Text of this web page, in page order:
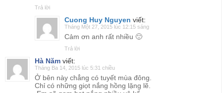
Trả lời
Cuong Huy Nguyen viết:
Tháng Một 27, 2015 lúc 12:15 sáng
Cảm ơn anh rất nhiều 🙂
Trả lời
Hà Năm viết:
Tháng Ba 14, 2015 lúc 5:31 chiều
Ở bên này chẳng có tuyết mùa đông.
Chỉ có những giọt nắng hồng lặng lẽ.